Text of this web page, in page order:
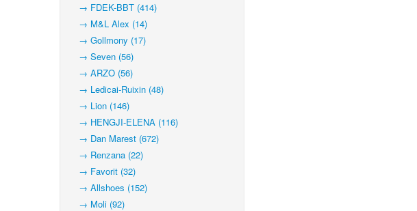
→ FDEK-BBT (414)
→ M&L Alex (14)
→ Gollmony (17)
→ Seven (56)
→ ARZO (56)
→ Ledicai-Ruixin (48)
→ Lion (146)
→ HENGJI-ELENA (116)
→ Dan Marest (672)
→ Renzana (22)
→ Favorit (32)
→ Allshoes (152)
→ Moli (92)